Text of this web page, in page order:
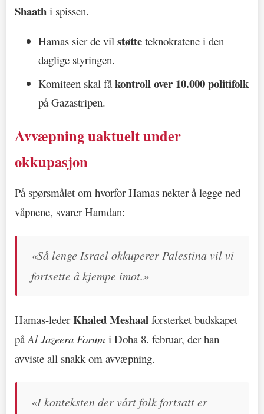
Shaath i spissen.
Hamas sier de vil støtte teknokratene i den
daglige styringen.
Komiteen skal fåkontroll over 10.000 politifolk
på Gazastripen.
Avvæpning uaktuelt under
okkupasjon
På spørsmålet om hvorfor Hamas nekter å legge ned
våpnene, svarer Hamdan:
«Så lenge Israel okkuperer Palestina vil vi
fortsette å kjempe imot.»
Hamas-lederKhaled Meshaal forsterket budskapet
påAl Jazeera Forum i Doha 8. februar, der han
avviste all snakk om avvæpning.
«I konteksten der vårt folk fortsatt er